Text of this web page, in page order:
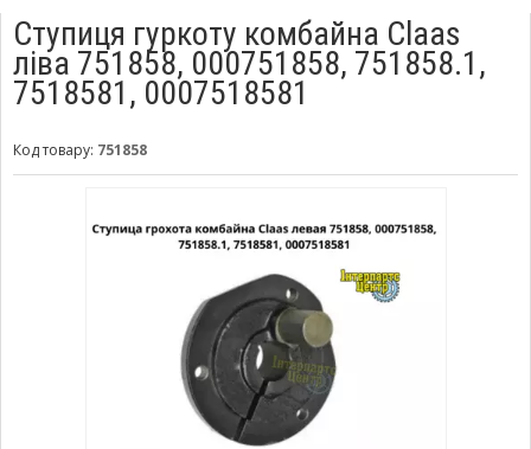
Ступиця гуркоту комбайна Claas
ліва 751858, 000751858, 751858.1,
7518581, 0007518581
Код товару: 751858